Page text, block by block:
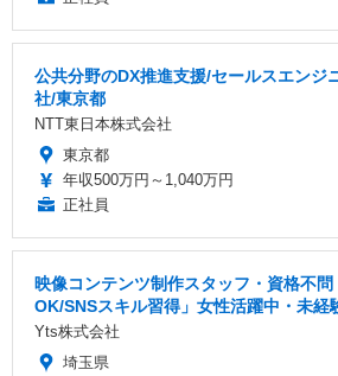
公共分野のDX推進支援/セールスエンジ
社/東京都
NTT東日本株式会社
東京都
年収500万円～1,040万円
正社員
映像コンテンツ制作スタッフ・資格不
OK/SNSスキル習得」女性活躍中・未経
Yts株式会社
埼玉県